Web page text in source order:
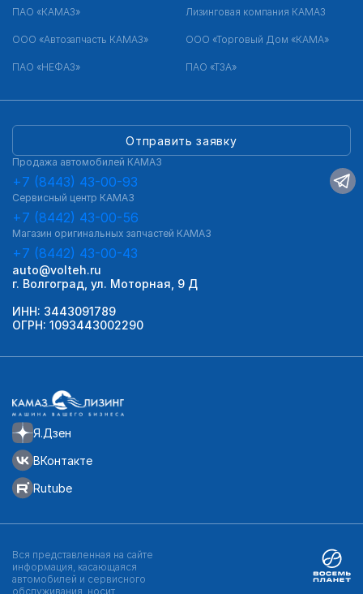
Я.Дзен
ВКонтакте
Rutube
Отправить заявку
Продажа автомобилей КАМАЗ
+7 (8443) 43-00-93
Сервисный центр КАМАЗ
+7 (8442) 43-00-56
Магазин оригинальных запчастей КАМАЗ
+7 (8442) 43-00-43
auto@volteh.ru
г. Волгоград, ул. Моторная, 9 Д
ИНН: 3443091789
ОГРН: 1093443002290
ПАО «КАМАЗ» Лизинговая компания КАМАЗ
ООО «Автозапчасть КАМАЗ» ООО «Торговый Дом «КАМА»
ПАО «НЕФАЗ» ПАО «ТЗА»
Вся представленная на сайте
информация, касающаяся
автомобилей и сервисного
обслуживания, носит